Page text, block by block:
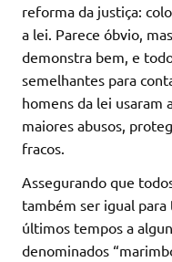
reforma da justiça:
a lei. Parece óbvio,
demonstra bem, e
semelhantes para
homens da lei usaram
maiores abusos,
fracos.
Assegurando que
também ser igual para
últimos tempos a
denominados